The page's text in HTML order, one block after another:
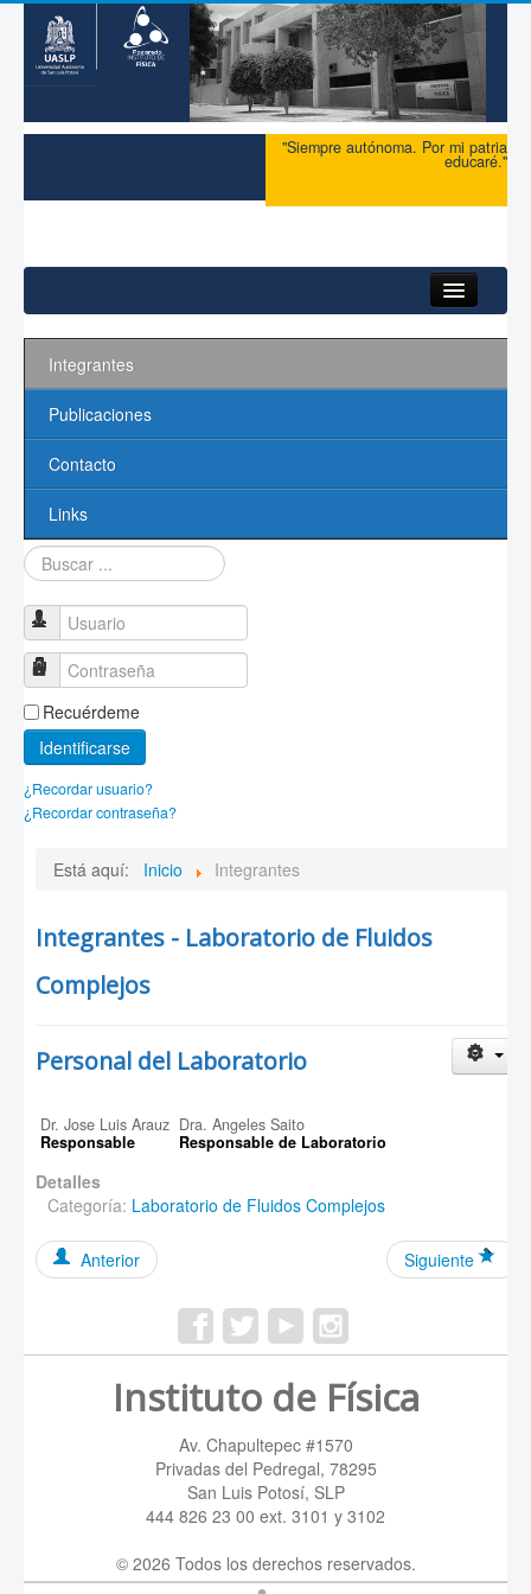
"Siempre autónoma. Por mi patria
educaré."
Maestría
Doctorado
Admisión
Ingreso
Núcleo Académico
Procesos Administrativos
Contacto
Integrantes
Publicaciones
Contacto
Links
Buscar...
Usuario
Contraseña
Recuérdeme
Identificarse
¿Recordar usuario?
¿Recordar contraseña?
Está aquí: Inicio Integrantes
Integrantes - Laboratorio de Fluidos
Complejos
Personal del Laboratorio
Dr. Jose Luis Arauz
Responsable
Dra. Angeles Saito
Responsable de Laboratorio
Detalles
Categoría: Laboratorio de Fluidos Complejos
Anterior Siguiente
Instituto de Física
Av. Chapultepec #1570
Privadas del Pedregal, 78295
San Luis Potosí, SLP
444 826 23 00 ext. 3101 y 3102
© 2026 Todos los derechos reservados.